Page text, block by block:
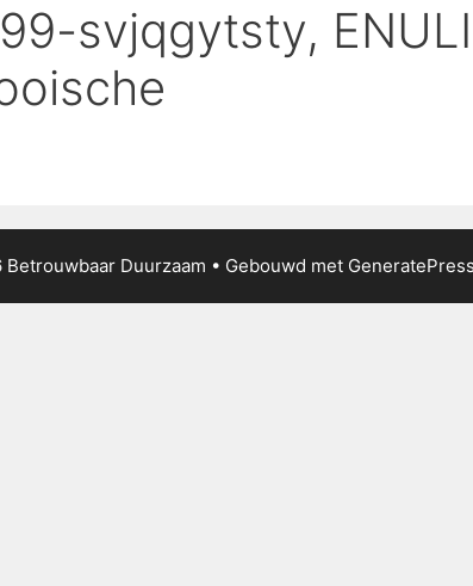
svjqgytsty,
Duurzaam • Gebouwd met